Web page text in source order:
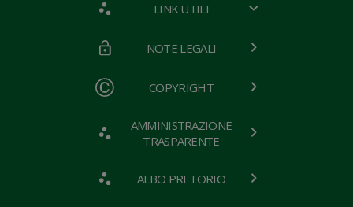
LINK UTILI
NOTE LEGALI
COPYRIGHT
AMMINISTRAZIONE
TRASPARENTE
ALBO PRETORIO